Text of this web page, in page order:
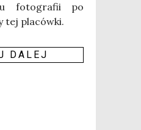
foto­gra­fii po
tej pla­ców­ki.
DALEJ